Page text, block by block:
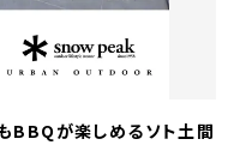
BBQが楽しめるソト土間